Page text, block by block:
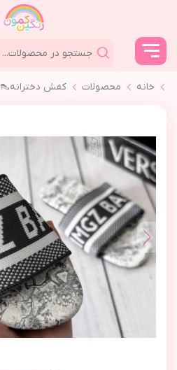
خانه محصولات کفش دخترانه👠